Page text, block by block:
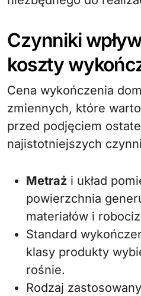
Czynniki
koszty
Cena wykończenia
zmiennych, które
przed podjęciem
najistotniejszych
Metraż i układ
powierzchnia
materiałów i
Standard
klasy produkty
rośnie.
Rodzaj